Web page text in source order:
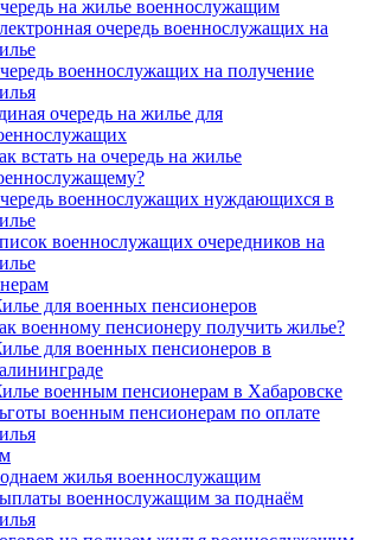
на жилье военнослужащим
очередь военнослужащих на
военнослужащих на получение
очередь на жилье для
встать на очередь на жилье
военнослужащих нуждающихся в
военнослужащих очередников на
для военных пенсионеров
военному пенсионеру получить жилье?
для военных пенсионеров в
военным пенсионерам в Хабаровске
военным пенсионерам по оплате
жилья военнослужащим
военнослужащим за поднаём